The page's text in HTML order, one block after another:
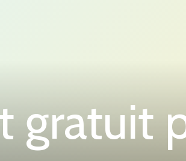
gratuit